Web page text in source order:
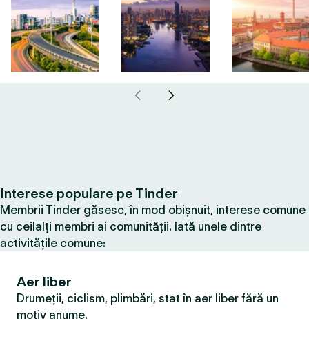
Interese populare pe Tinder
Membrii Tinder găsesc, în mod obișnuit, interese comune
cu ceilalți membri ai comunității. Iată unele dintre
activitățile comune:
Aer liber
Drumeții, ciclism, plimbări, stat în aer liber fără un
motiv anume.